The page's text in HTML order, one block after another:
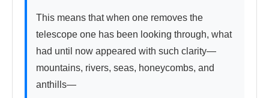
This means that when one removes the
telescope one has been looking through, what
had until now appeared with such clarity—
mountains, rivers, seas, honeycombs, and
anthills—